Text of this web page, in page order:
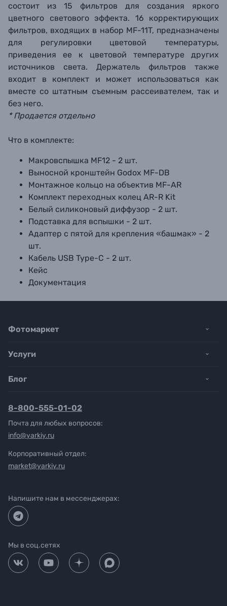
состоит из 15 фильтров для создания яркого
цветного светового эффекта. 16 корректирующих
фильтров, входящих в набор MF-11T, предназначены
для регулировки цветовой температуры,
приведения ее к цветовой температуре других
источников света. Держатель фильтров также
входит в комплект и может использоваться как
вместе со штатным съемным рассеивателем, так и
без него.
* Продается отдельно
Что в комплекте:
Макровспышка MF12 - 2 шт.
Выносной кронштейн Godox MF-DB
Монтажное кольцо на объектив MF-AR
Комплект переходных колец AR-R Kit
Белый силиконовый диффузор - 2 шт.
Подставка для вспышки - 2 шт.
Адаптер с пятой для крепления «башмак» - 2
шт.
Кабель USB Type-C - 2 шт.
Кейс
Документация
Фотомаркет
Услуги
Блог
8-800-555-01-02
Почта для любых вопросов:
info@yarkiy.ru
Корпоративный отдел:
market@yarkiy.ru
Напишите нам в мессенджерах:
Мы в соц.сетях